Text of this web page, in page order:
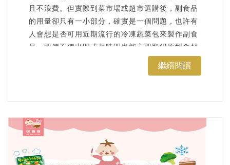
且不浪費。但實際到菜市場或超市選購後，副食品
的用量卻只有一小部分，確實是一個問題，也許有
人會想是否可用近期流行的冷凍蔬菜包來製作副食
品，即便不便出門或趕時間也能立即取得原型食材
來製作副食品。本篇將介紹冷凍蔬菜的副食品推薦
繼續閱讀